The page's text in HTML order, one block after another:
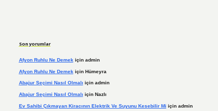
Son yorumlar
Afyon Ruhlu Ne Demek için admin
Afyon Ruhlu Ne Demek için Hümeyra
Abajur Seçimi Nasıl Olmalı için admin
Abajur Seçimi Nasıl Olmalı için Nazlı
Ev Sahibi Çıkmayan Kiracının Elektrik Ve Suyunu Kesebilir Mi için admin